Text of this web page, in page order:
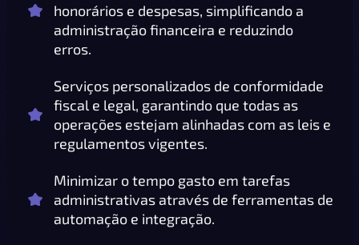
honorários e despesas, simplificando a
administração financeira e reduzindo
erros.
Serviços personalizados de conformidade
fiscal e legal, garantindo que todas as
operações estejam alinhadas com as leis e
regulamentos vigentes.
Minimizar o tempo gasto em tarefas
administrativas através de ferramentas de
automação e integração.